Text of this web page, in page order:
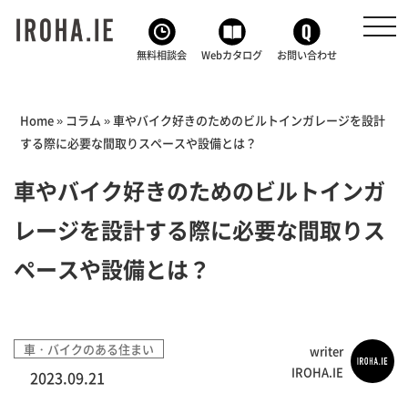
無料相談会 Webカタログ お問い合わせ
Home» コラム »車やバイク好きのためのビルトインガレージを設計
する際に必要な間取りスペースや設備とは？
車やバイク好きのためのビルトインガ
レージを設計する際に必要な間取りス
ペースや設備とは？
車・バイクのある住まい
2023.09.21
writer
IROHA.IE